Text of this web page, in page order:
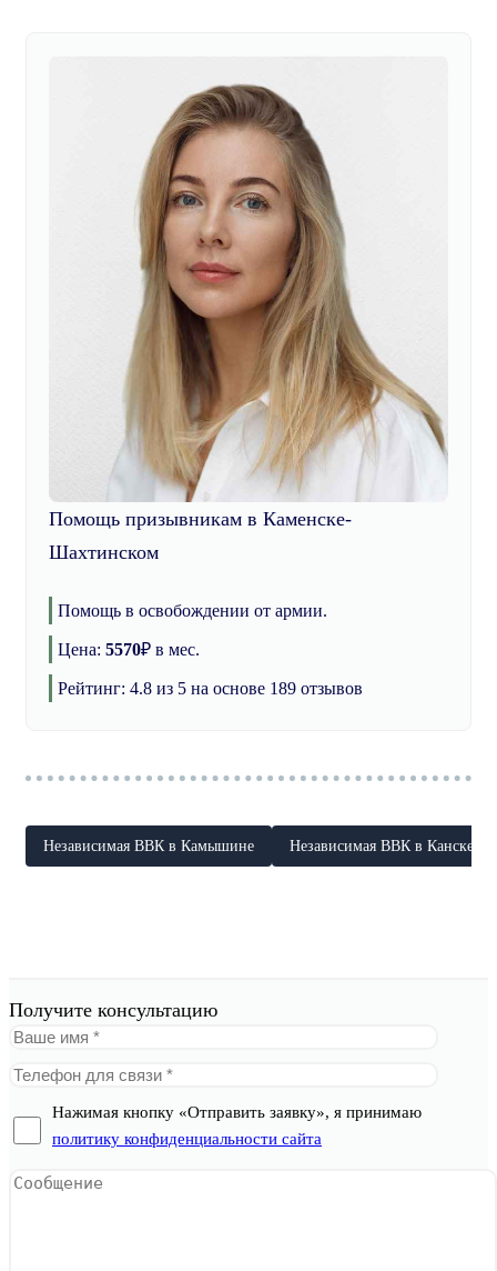
Помощь призывникам в Каменске-
Шахтинском
Помощь в освобождении от армии.
Цена: 5570₽ в мес.
Рейтинг: 4.8 из 5 на основе 189 отзывов
Независимая ВВК в Камышине Независимая ВВК в Канске
Получите консультацию
Нажимая кнопку «Отправить заявку», я принимаю
политику конфиденциальности сайта